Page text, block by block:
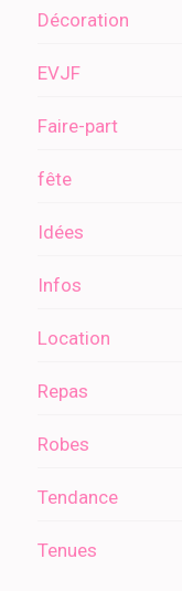
Décoration
EVJF
Faire-part
fête
Idées
Infos
Location
Repas
Robes
Tendance
Tenues